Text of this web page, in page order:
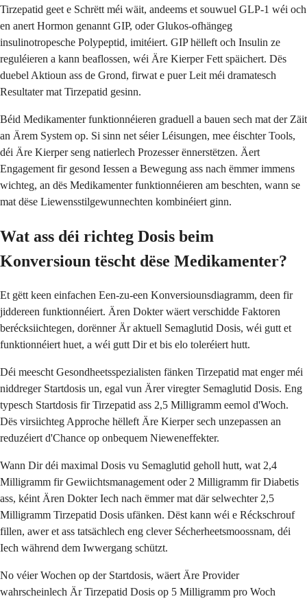
Tirzepatid geet e Schrëtt méi wäit, andeems et souwuel GLP-1 wéi och
en anert Hormon genannt GIP, oder Glukos-ofhängeg
insulinotropesche Polypeptid, imitéiert. GIP hëlleft och Insulin ze
reguléieren a kann beaflossen, wéi Äre Kierper Fett späichert. Dës
duebel Aktioun ass de Grond, firwat e puer Leit méi dramatesch
Resultater mat Tirzepatid gesinn.
Béid Medikamenter funktionnéieren graduell a bauen sech mat der Zäit
an Ärem System op. Si sinn net séier Léisungen, mee éischter Tools,
déi Äre Kierper seng natierlech Prozesser ënnerstëtzen. Äert
Engagement fir gesond Iessen a Bewegung ass nach ëmmer immens
wichteg, an dës Medikamenter funktionnéieren am beschten, wann se
mat dëse Liewensstilgewunnechten kombinéiert ginn.
Wat ass déi richteg Dosis beim
Konversioun tëscht dëse Medikamenter?
Et gëtt keen einfachen Een-zu-een Konversiounsdiagramm, deen fir
jiddereen funktionnéiert. Ären Dokter wäert verschidde Faktoren
berécksiichtegen, dorënner Är aktuell Semaglutid Dosis, wéi gutt et
funktionnéiert huet, a wéi gutt Dir et bis elo toleréiert hutt.
Déi meescht Gesondheetsspezialisten fänken Tirzepatid mat enger méi
niddreger Startdosis un, egal vun Ärer viregter Semaglutid Dosis. Eng
typesch Startdosis fir Tirzepatid ass 2,5 Milligramm eemol d'Woch.
Dës virsiichteg Approche hëlleft Äre Kierper sech unzepassen an
reduzéiert d'Chance op onbequem Nieweneffekter.
Wann Dir déi maximal Dosis vu Semaglutid geholl hutt, wat 2,4
Milligramm fir Gewiichtsmanagement oder 2 Milligramm fir Diabetis
ass, kéint Ären Dokter Iech nach ëmmer mat där selwechter 2,5
Milligramm Tirzepatid Dosis ufänken. Dëst kann wéi e Réckschrouf
fillen, awer et ass tatsächlech eng clever Sécherheetsmoossnam, déi
Iech während dem Iwwergang schützt.
No véier Wochen op der Startdosis, wäert Äre Provider
wahrscheinlech Är Tirzepatid Dosis op 5 Milligramm pro Woch